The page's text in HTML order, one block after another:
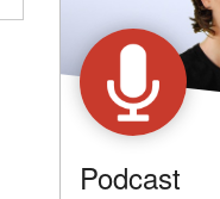
Podcast